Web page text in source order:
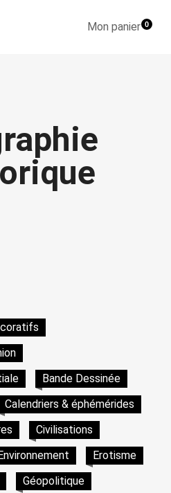
Mon panier0
Bande Dessinée
Calendriers & éphémérides
Civilisations
Erotisme
Géopolitique